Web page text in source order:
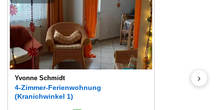
Yvonne Schmidt
4-Zimmer-Ferienwohnung
(Kranichwinkel 1)
›